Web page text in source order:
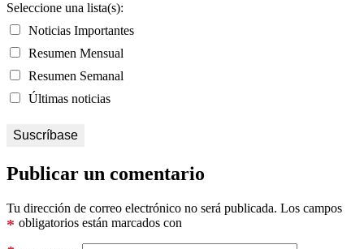
Seleccione una lista(s):
Noticias Importantes
Resumen Mensual
Resumen Semanal
Últimas noticias
Publicar un comentario
Tu dirección de correo electrónico no será publicada. Los campos
obligatorios están marcados con
*